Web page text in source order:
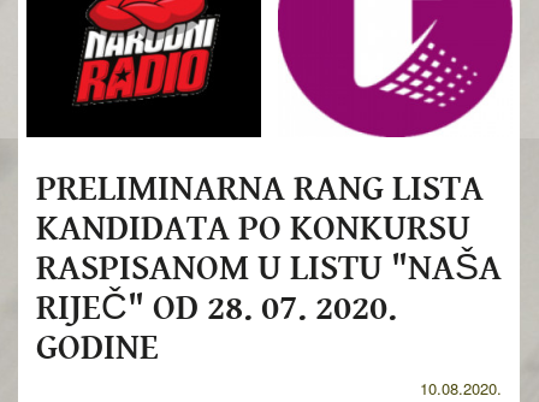
PRELIMINARNA RANG LISTA
KANDIDATA PO KONKURSU
RASPISANOM U LISTU "NAŠA
RIJEČ" OD 28. 07. 2020.
GODINE
10.08.2020.